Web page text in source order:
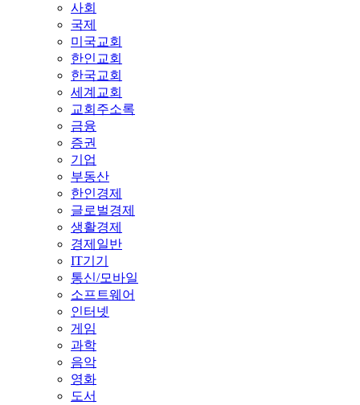
사회
국제
미국교회
한인교회
한국교회
세계교회
교회주소록
금융
증권
기업
부동산
한인경제
글로벌경제
생활경제
경제일반
IT기기
통신/모바일
소프트웨어
인터넷
게임
과학
음악
영화
도서